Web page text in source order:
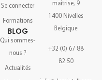
Se connecter
Formations
BLOG
Qui sommes-
nous ?
Actualités
maîtrise, 9
1400 Nivelles
Belgique
+32 (0) 67 88
82 50